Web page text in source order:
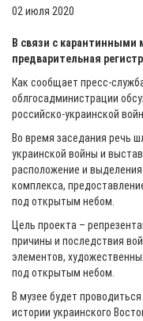
02 июля 2020
В связи с
предварительная
Как сообщает пресс-
облгосадминистрации
российско-украинской
Во время заседания речь
украинской войны и
расположение и
комплекса,
под открытым небом.
Цель проекта –
причины и последствия
элементов,
под открытым небом.
В музее будет
истории украинского